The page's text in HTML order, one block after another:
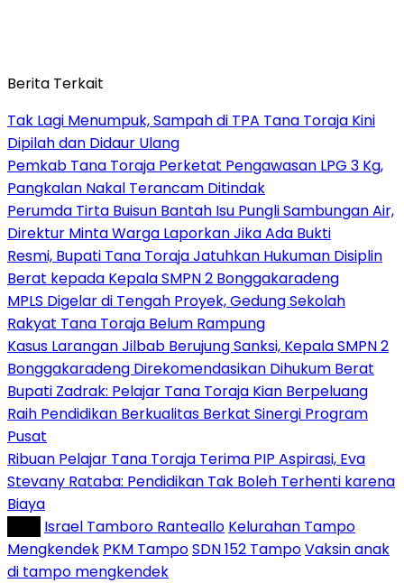
Berita Terkait
Tak Lagi Menumpuk, Sampah di TPA Tana Toraja Kini
Dipilah dan Didaur Ulang
Pemkab Tana Toraja Perketat Pengawasan LPG 3 Kg,
Pangkalan Nakal Terancam Ditindak
Perumda Tirta Buisun Bantah Isu Pungli Sambungan Air,
Direktur Minta Warga Laporkan Jika Ada Bukti
Resmi, Bupati Tana Toraja Jatuhkan Hukuman Disiplin
Berat kepada Kepala SMPN 2 Bonggakaradeng
MPLS Digelar di Tengah Proyek, Gedung Sekolah
Rakyat Tana Toraja Belum Rampung
Kasus Larangan Jilbab Berujung Sanksi, Kepala SMPN 2
Bonggakaradeng Direkomendasikan Dihukum Berat
Bupati Zadrak: Pelajar Tana Toraja Kian Berpeluang
Raih Pendidikan Berkualitas Berkat Sinergi Program
Pusat
Ribuan Pelajar Tana Toraja Terima PIP Aspirasi, Eva
Stevany Rataba: Pendidikan Tak Boleh Terhenti karena
Biaya
Israel Tamboro Ranteallo Kelurahan Tampo
Mengkendek PKM TampoSDN 152 TampoVaksin anak
di tampo mengkendek